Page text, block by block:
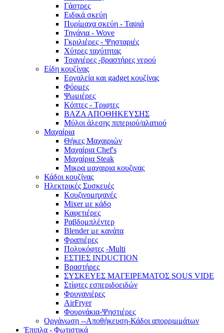
Γάστρες
Ειδικά σκεύη
Πυρίμαχα σκεύη - Ταψιά
Τηγάνια - Wove
Γκριλιέρες - Ψησταριές
Χύτρες ταχύτητας
Τσαγιέρες -βραστήρες νερού
Είδη κουζίνας
Εργαλεία και gadget κουζίνας
Φόρμες
Ψωμιέρες
Κόπτες - Τριφτες
ΒΑΖΑ ΑΠΟΘΗΚΕΥΣΗΣ
Μύλοι άλεσης πιπεριού/αλατιού
Μαχαίρια
Θήκες Μαχαιριών
Μαχαίρια Chef's
Μαχαίρια Steak
Μικρα μαχαιρια κουζινας
Κάδοι κουζίνας
Ηλεκτρικές Συσκευές
Κουζινομηχανές
Mixer με κάδο
Καφετιέρες
Ραβδομπλέντερ
Blender με κανάτα
Φραπιέρες
Πολυκόφτες -Multi
ΕΣΤΙΕΣ INDUCTION
Βραστήρες
ΣΥΣΚΕΥΕΣ ΜΑΓΕΙΡΕΜΑΤΟΣ SOUS VIDE
Στίφτες εσπεριδοειδών
Φρυγανιέρες
AirFryer
Φουρνάκια-Ψηστιέρες
Οργάνωση --Αποθήκευση-Κάδοι απορριμμάτων
Έπιπλα - Φωτιστικά